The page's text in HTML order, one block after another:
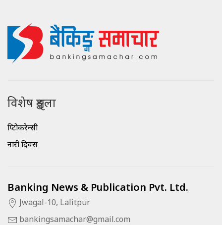
विशेष शृङ्खला
क्रिप्टोकरेन्सी
नारी दिवस
Banking News & Publication Pvt. Ltd.
Jwagal-10, Lalitpur
bankingsamachar@gmail.com